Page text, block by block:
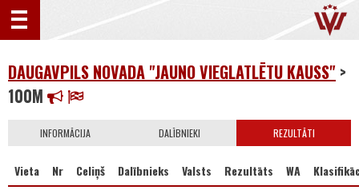
DAUGAVPILS NOVADA "JAUNO VIEGLATLĒTU KAUSS" >
100M
INFORMĀCIJA DALĪBNIEKI REZULTĀTI
Vieta Nr Celiņš Dalībnieks Valsts Rezultāts WA